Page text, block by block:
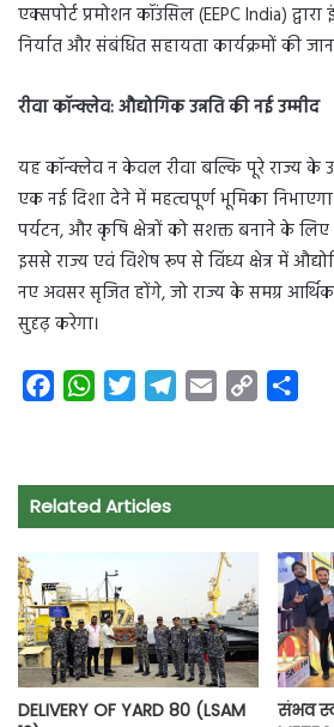
एक्सपोर्ट प्रमोशन कॉउंसिल (EEPC India)
निर्यात और संबंधित सहायता कार्यक्रमों की
रीवा कॉन्क्लेव: औद्योगिक उन्नति की नई उम्मीद
यह कॉन्क्लेव न केवल रीवा बल्कि पूरे राज्य के
एक नई दिशा देने में महत्वपूर्ण भूमिका
पर्यटन, और कृषि क्षेत्रों को सशक्त बनाने के
इससे राज्य एवं विशेष रूप से विंध्य क्षेत्र में
नए अवसर सृजित होंगे, जो राज्य के समग्र
सुदृढ़ करेगा।
e
b
k
W
t
s
p
p
t
t
e
i
y
k
r
Related Articles
DELIVERY OF YARD 80 (LSAM
संभव